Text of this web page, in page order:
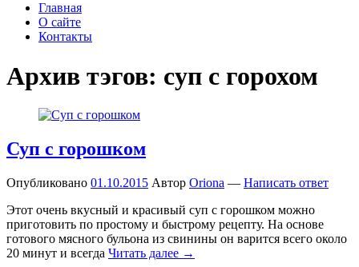
Главная
О сайте
Контакты
Архив тэгов: суп с горохом
Суп с горошком
Опубликовано 01.10.2015 Автор Oriona — Написать ответ
Этот очень вкусный и красивый суп с горошком можно
приготовить по простому и быстрому рецепту. На основе
готового мясного бульона из свинины он варится всего около
20 минут и всегда Читать далее →